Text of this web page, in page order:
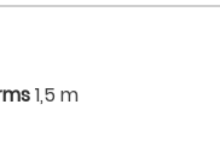
1,5 m